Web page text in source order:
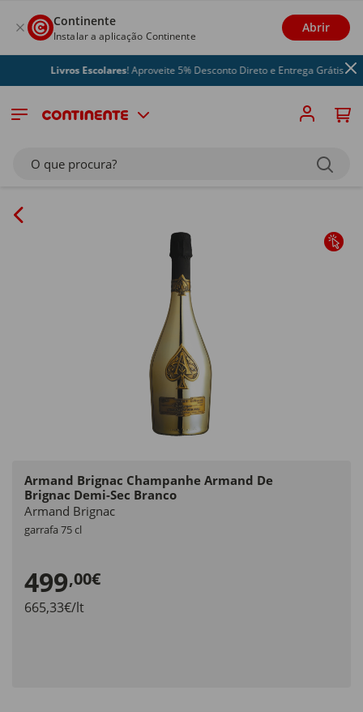
Continente
Instalar a aplicação Continente
Abrir
Livros Escolares! Aproveite 5% Desconto Direto e Entrega Grátis
O que procura?
Armand Brignac Champanhe Armand De
Brignac Demi-Sec Branco
Armand Brignac
garrafa 75 cl
499,00€
665,33€/lt